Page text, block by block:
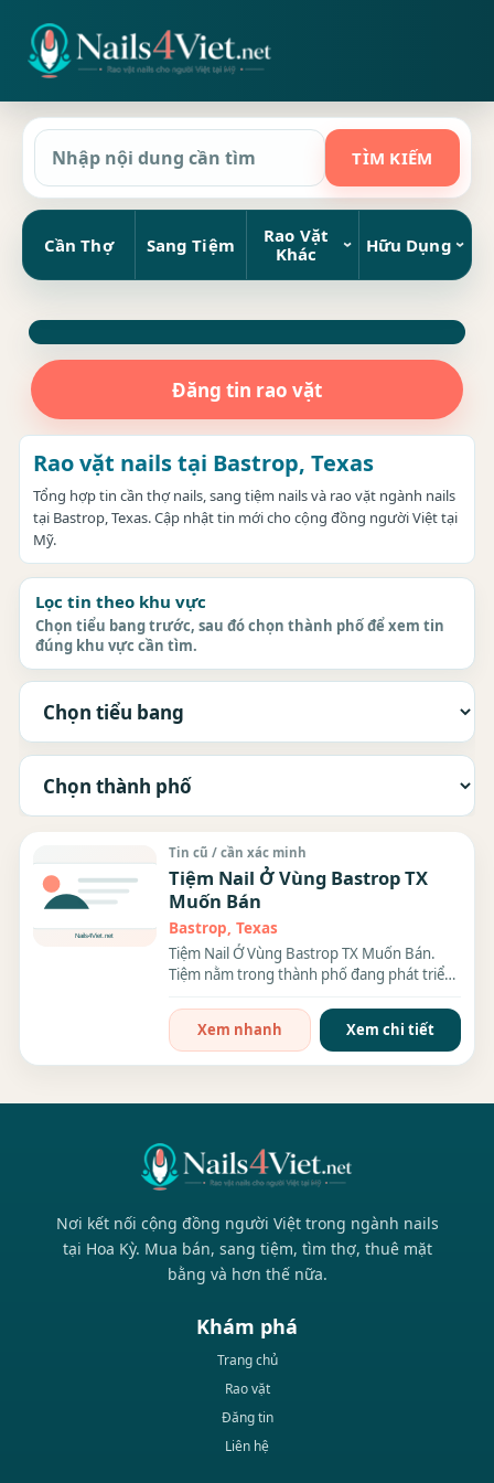
Cần Thợ Sang Tiệm
Rao Vặt
Khác
Hữu Dụng
Đăng tin rao vặt
Rao vặt nails tại Bastrop, Texas
Tổng hợp tin cần thợ nails, sang tiệm nails và rao vặt ngành nails
tại Bastrop, Texas. Cập nhật tin mới cho cộng đồng người Việt tại
Mỹ.
Lọc tin theo khu vực
Chọn tiểu bang trước, sau đó chọn thành phố để xem tin
đúng khu vực cần tìm.
Tin cũ / cần xác minh
Tiệm Nail Ở Vùng Bastrop TX
Muốn Bán
Bastrop, Texas
Tiệm Nail Ở Vùng Bastrop TX Muốn Bán.
Tiệm nằm trong thành phố đang phát triển,
Xem nhanh
Xem chi tiết
Nơi kết nối cộng đồng người Việt trong ngành nails
tại Hoa Kỳ. Mua bán, sang tiệm, tìm thợ, thuê mặt
bằng và hơn thế nữa.
Khám phá
Trang chủ
Rao vặt
Đăng tin
Liên hệ